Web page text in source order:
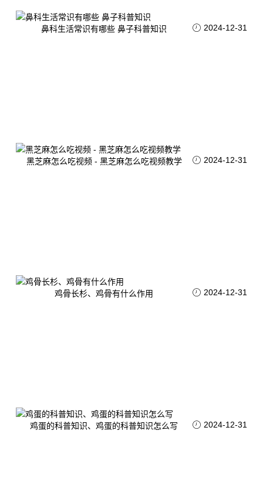
鼻科生活常识有哪些 鼻子科普知识 2024-12-31
黑芝麻怎么吃视频 - 黑芝麻怎么吃视频教学 2024-12-31
鸡骨长杉、鸡骨有什么作用 2024-12-31
鸡蛋的科普知识、鸡蛋的科普知识怎么写 2024-12-31